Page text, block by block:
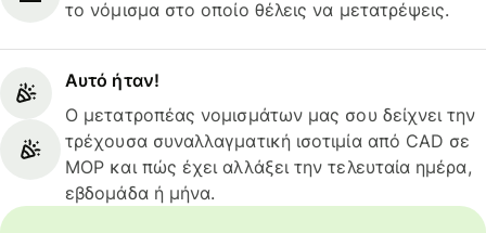
το νόμισμα στο οποίο θέλεις να μετατρέψεις.
Αυτό ήταν!
Ο μετατροπέας νομισμάτων μας σου δείχνει την
τρέχουσα συναλλαγματική ισοτιμία από CAD σε
MOP και πώς έχει αλλάξει την τελευταία ημέρα,
εβδομάδα ή μήνα.